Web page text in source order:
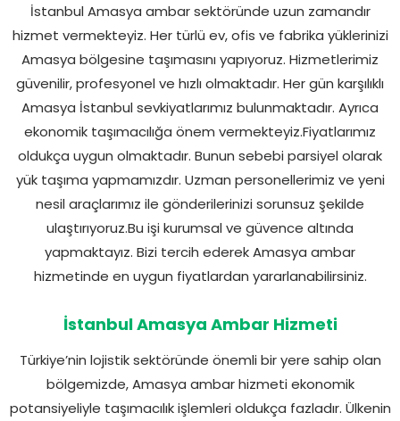
İstanbul Amasya ambar sektöründe uzun zamandır
hizmet vermekteyiz. Her türlü ev, ofis ve fabrika yüklerinizi
Amasya bölgesine taşımasını yapıyoruz. Hizmetlerimiz
güvenilir, profesyonel ve hızlı olmaktadır. Her gün karşılıklı
Amasya İstanbul sevkiyatlarımız bulunmaktadır. Ayrıca
ekonomik taşımacılığa önem vermekteyiz.Fiyatlarımız
oldukça uygun olmaktadır. Bunun sebebi parsiyel olarak
yük taşıma yapmamızdır. Uzman personellerimiz ve yeni
nesil araçlarımız ile gönderilerinizi sorunsuz şekilde
ulaştırıyoruz.Bu işi kurumsal ve güvence altında
yapmaktayız. Bizi tercih ederek Amasya ambar
hizmetinde en uygun fiyatlardan yararlanabilirsiniz.
İstanbul Amasya Ambar Hizmeti
Türkiye’nin lojistik sektöründe önemli bir yere sahip olan
bölgemizde, Amasya ambar hizmeti ekonomik
potansiyeliyle taşımacılık işlemleri oldukça fazladır. Ülkenin